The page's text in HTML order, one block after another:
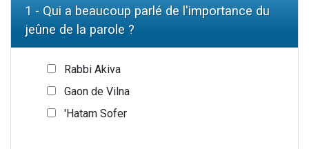
1 - Qui a beaucoup parlé de l'importance du
jeûne de la parole ?
Rabbi Akiva
Gaon de Vilna
'Hatam Sofer